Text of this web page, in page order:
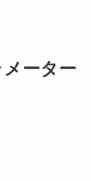
ーター